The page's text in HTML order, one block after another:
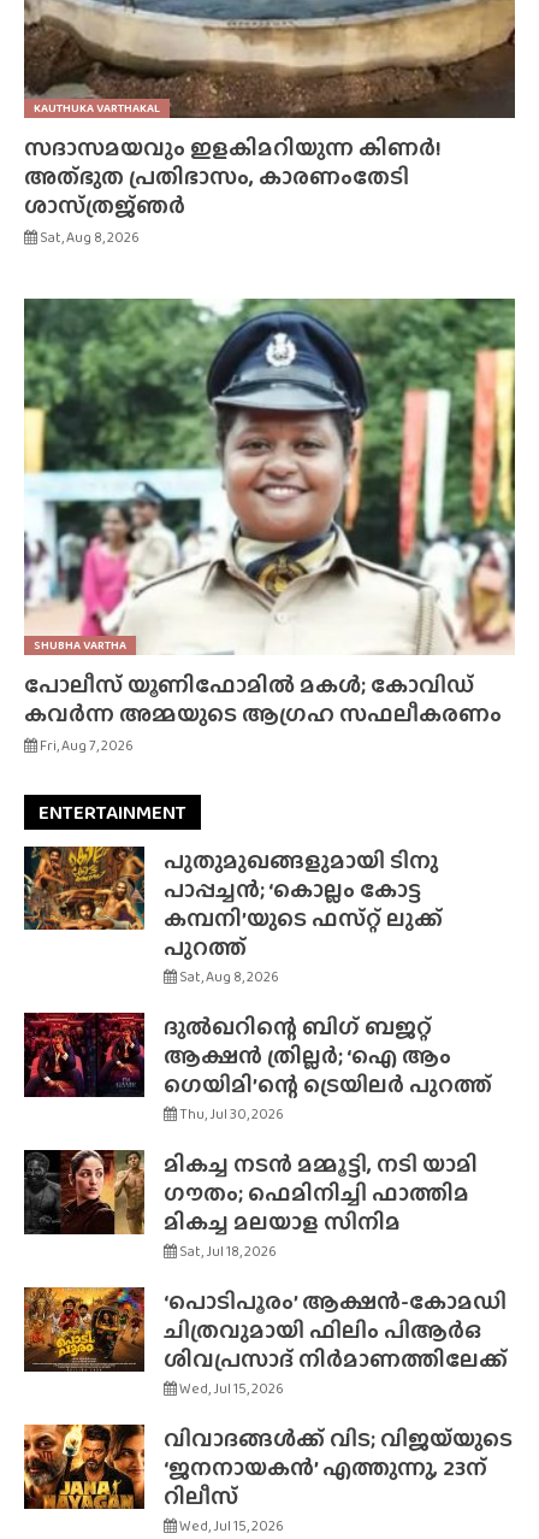
KAUTHUKA VARTHAKAL
സദാസമയവും ഇളകിമറിയുന്ന കിണർ!
അത്‌ഭുത പ്രതിഭാസം, കാരണംതേടി
ശാസ്‌ത്രജ്‌ഞർ
Sat, Aug 8, 2026
SHUBHA VARTHA
പോലീസ് യൂണിഫോമിൽ മകൾ; കോവിഡ്
കവർന്ന അമ്മയുടെ ആഗ്രഹ സഫലീകരണം
Fri, Aug 7, 2026
ENTERTAINMENT
പുതുമുഖങ്ങളുമായി ടിനു
പാപ്പച്ചൻ; ‘കൊല്ലം കോട്ട
കമ്പനി’യുടെ ഫസ്‌റ്റ് ലുക്ക്
പുറത്ത്
Sat, Aug 8, 2026
ദുൽഖറിന്റെ ബിഗ് ബജറ്റ്
ആക്ഷൻ ത്രില്ലർ; ‘ഐ ആം
ഗെയിമി’ന്റെ ട്രെയിലർ പുറത്ത്
Thu, Jul 30, 2026
മികച്ച നടൻ മമ്മൂട്ടി, നടി യാമി
ഗൗതം; ഫെമിനിച്ചി ഫാത്തിമ
മികച്ച മലയാള സിനിമ
Sat, Jul 18, 2026
‘പൊടിപൂരം’ ആക്ഷൻ-കോമഡി
ചിത്രവുമായി ഫിലിം പിആർഒ
ശിവപ്രസാദ് നിർമാണത്തിലേക്ക്
Wed, Jul 15, 2026
വിവാദങ്ങൾക്ക് വിട; വിജയ്‌യുടെ
‘ജനനായകൻ’ എത്തുന്നു, 23ന്
റിലീസ്
Wed, Jul 15, 2026